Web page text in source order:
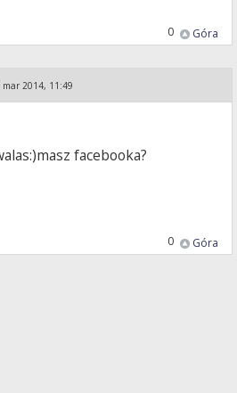
Góra
0
mar 2014, 11:49
facebooka?
Góra
0